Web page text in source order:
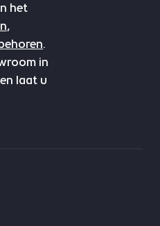
het
,
.
in
en laat u